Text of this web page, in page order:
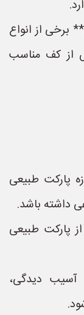
از انواع
از کف مناسب
پارکت طبیعی
باشد.
پارکت طبیعی
دیدگی،